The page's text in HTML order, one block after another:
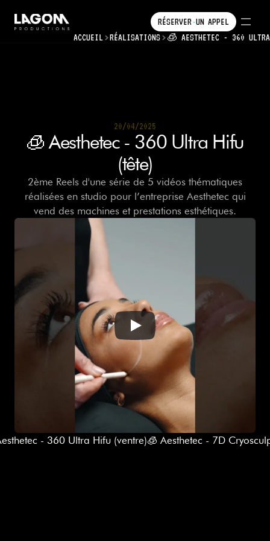
RÉSERVER UN APPEL
RÉSERVER UN APPEL
ACCUEIL
RÉALISATIONS
•
🧊 AESTHETEC - 360
20/04/2025
20/04/2025
🧊 Aesthetec - 360 Ultra Hifu
(tête)
2ème Reels d'une série de 5 vidéos thématiques
réalisées en studio pour l’entreprise Aesthetec qui
vend des machines et prestations esthétiques.
- 360 Ultra Hifu (ventre)🧊 Aesthetec - 7D